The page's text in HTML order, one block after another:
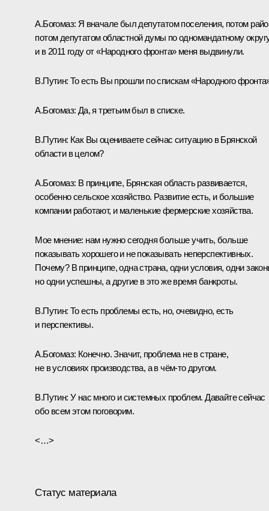
А.Богомаз: Я вначале был депутатом поселения, потом
потом депутатом областной думы по одномандатному
и в 2011 году от «Народного фронта» меня выдвинули.
В.Путин: То есть Вы прошли по спискам «Народного
А.Богомаз: Да, я третьим был в списке.
В.Путин: Как Вы оцениваете сейчас ситуацию в Брянской
области в целом?
А.Богомаз: В принципе, Брянская область развивается,
особенно сельское хозяйство. Развитие есть, и большие
компании работают, и маленькие фермерские хозяйства.
Мое мнение: нам нужно сегодня больше учить, больше
показывать хорошего и не показывать неперспективных.
Почему? В принципе, одна страна, одни условия, одни
но одни успешны, а другие в это же время банкроты.
В.Путин: То есть проблемы есть, но, очевидно, есть
и перспективы.
А.Богомаз: Конечно. Значит, проблема не в стране,
не в условиях производства, а в чём‑то другом.
В.Путин: У нас много и системных проблем. Давайте сейчас
обо всем этом поговорим.
<…>
Статус материала